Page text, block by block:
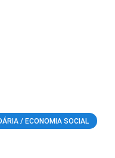
/ ECONOMIA SOCIAL